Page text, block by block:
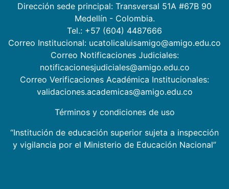
Dirección sede principal: Transversal 51A #67B 90
Medellín - Colombia.
Tel.: +57 (604) 4487666
Correo Institucional: ucatolicaluisamigo@amigo.edu.co
Correo Notificaciones Judiciales:
notificacionesjudiciales@amigo.edu.co
Correo Verificaciones Académica Institucionales:
validaciones.academicas@amigo.edu.co
Términos y condiciones de uso
“Institución de educación superior sujeta a inspección
y vigilancia por el Ministerio de Educación Nacional”